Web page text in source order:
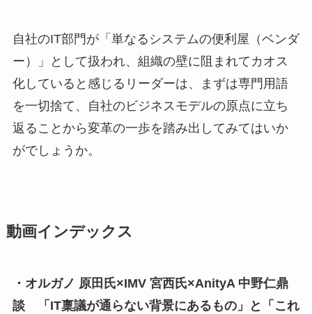
自社のIT部門が「単なるシステムの便利屋（ベンダ
ー）」として扱われ、組織の壁に阻まれてカオス
化していると感じるリーダーは、まずは専門用語
を一切捨て、自社のビジネスモデルの原点に立ち
返ることから変革の一歩を踏み出してみてはいか
がでしょうか。
動画インデックス
・オルガノ 原田氏×IMV 宮西氏×AnityA 中野仁鼎
談 「IT稟議が通らない背景にあるもの」と「これ